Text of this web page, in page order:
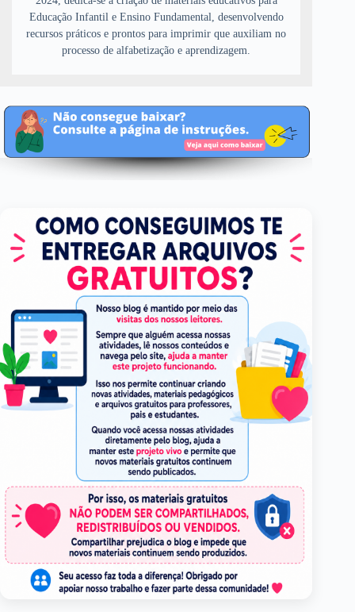
Educação Infantil e Ensino Fundamental, desenvolvendo
recursos práticos e prontos para imprimir que auxiliam no
processo de alfabetização e aprendizagem.